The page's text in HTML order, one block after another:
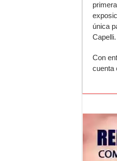
única
Capelli.
Con
cuenta